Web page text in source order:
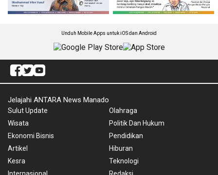
Unduh Mobile Apps untuk iOS dan Android
Jelajahi ANTARA News Manado
Sulut Update
Wisata
Ekonomi Bisnis
Artikel
Kesra
Olahraga
Politik Dan Hukum
Pendidikan
Hiburan
Teknologi